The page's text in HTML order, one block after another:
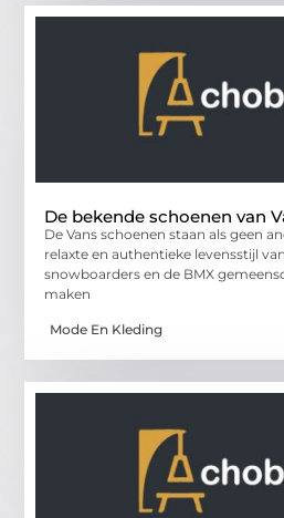
De bekende schoenen van
De Vans schoenen staan als geen
relaxte en authentieke levensstijl
snowboarders en de BMX
maken
Mode En Kleding